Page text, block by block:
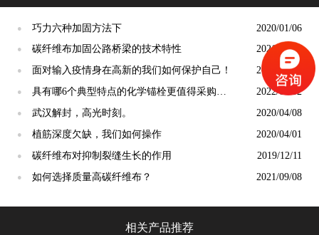
● 巧力六种加固方法下 2020/01/06
● 碳纤维布加固公路桥梁的技术特性 2021/09/17
● 面对输入疫情身在高新的我们如何保护自己！ 2020/03/20
●
具有哪6个典型特点的化学锚栓更值得采购？
（上）
2022/04/02
● 武汉解封，高光时刻。 2020/04/08
● 植筋深度欠缺，我们如何操作 2020/04/01
● 碳纤维布对抑制裂缝生长的作用 2019/12/11
● 如何选择质量高碳纤维布？ 2021/09/08
相关产品推荐